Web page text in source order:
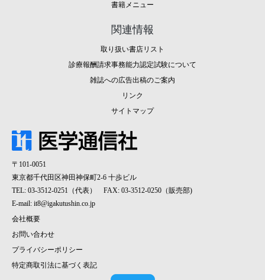
書籍メニュー
関連情報
取り扱い書店リスト
診療報酬請求事務能力認定試験について
雑誌への広告出稿のご案内
リンク
サイトマップ
〒101-0051
東京都千代田区神田神保町2-6 十歩ビル
TEL: 03-3512-0251（代表） FAX: 03-3512-0250（販売部)
E-mail: it8@igakutushin.co.jp
会社概要
お問い合わせ
プライバシーポリシー
特定商取引法に基づく表記